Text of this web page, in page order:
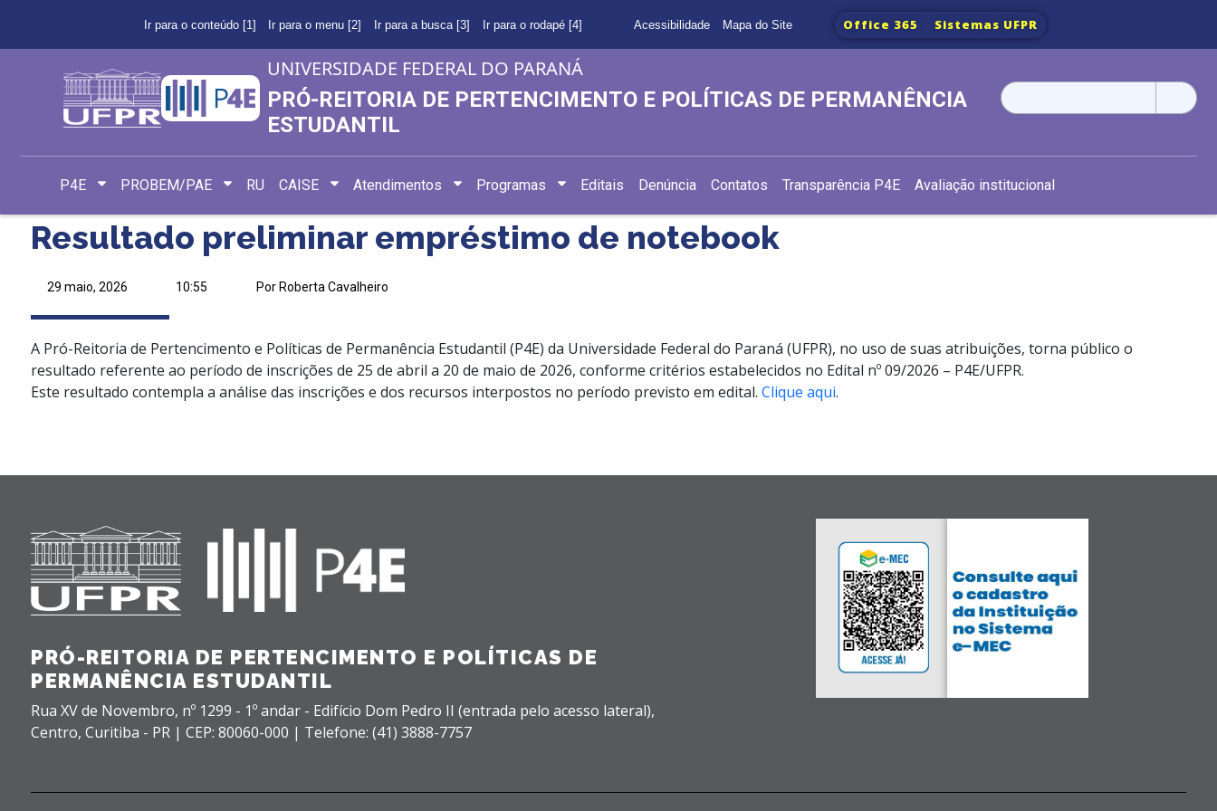
Ir para o conteúdo [1] Ir para o menu [2] Ir para a busca [3] Ir para o rodapé [4] Acessibilidade Mapa do Site Office 365 Sistemas UFPR
UNIVERSIDADE FEDERAL DO PARANÁ
PRÓ-REITORIA DE PERTENCIMENTO E POLÍTICAS DE PERMANÊNCIA
ESTUDANTIL
Pesquisar
por:
P4E PROBEM/PAE RU CAISE Atendimentos Programas Editais Denúncia Contatos Transparência P4E Avaliação institucional
Resultado preliminar empréstimo de notebook
29 maio, 2026 10:55 Por Roberta Cavalheiro
A Pró-Reitoria de Pertencimento e Políticas de Permanência Estudantil (P4E) da Universidade Federal do Paraná (UFPR), no uso de suas atribuições, torna público o
resultado referente ao período de inscrições de 25 de abril a 20 de maio de 2026, conforme critérios estabelecidos no Edital nº 09/2026 – P4E/UFPR.
Este resultado contempla a análise das inscrições e dos recursos interpostos no período previsto em edital. Clique aqui.
PRÓ-REITORIA DE PERTENCIMENTO E POLÍTICAS DE
PERMANÊNCIA ESTUDANTIL
Rua XV de Novembro, nº 1299 - 1º andar - Edifício Dom Pedro II (entrada pelo acesso lateral),
Centro, Curitiba - PR | CEP: 80060-000 | Telefone: (41) 3888-7757